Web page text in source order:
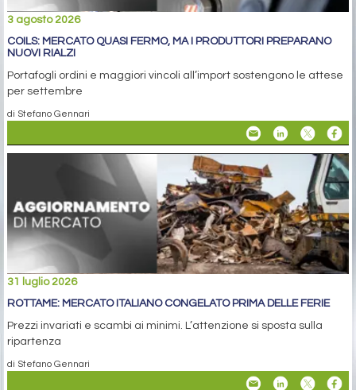
3 agosto 2026
COILS: MERCATO QUASI FERMO, MA I PRODUTTORI PREPARANO
NUOVI RIALZI
Portafogli ordini e maggiori vincoli all’import sostengono le attese
per settembre
di Stefano Gennari
31 luglio 2026
ROTTAME: MERCATO ITALIANO CONGELATO PRIMA DELLE FERIE
Prezzi invariati e scambi ai minimi. L’attenzione si sposta sulla
ripartenza
di Stefano Gennari